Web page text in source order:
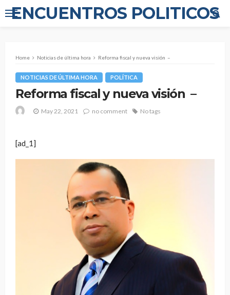
ENCUENTROS POLITICOS
Home Noticias de última hora Reforma fiscal y nueva visión –
NOTICIAS DE ÚLTIMA HORA POLÍTICA
Reforma fiscal y nueva visión –
May 22, 2021 no comment No tags
[ad_1]